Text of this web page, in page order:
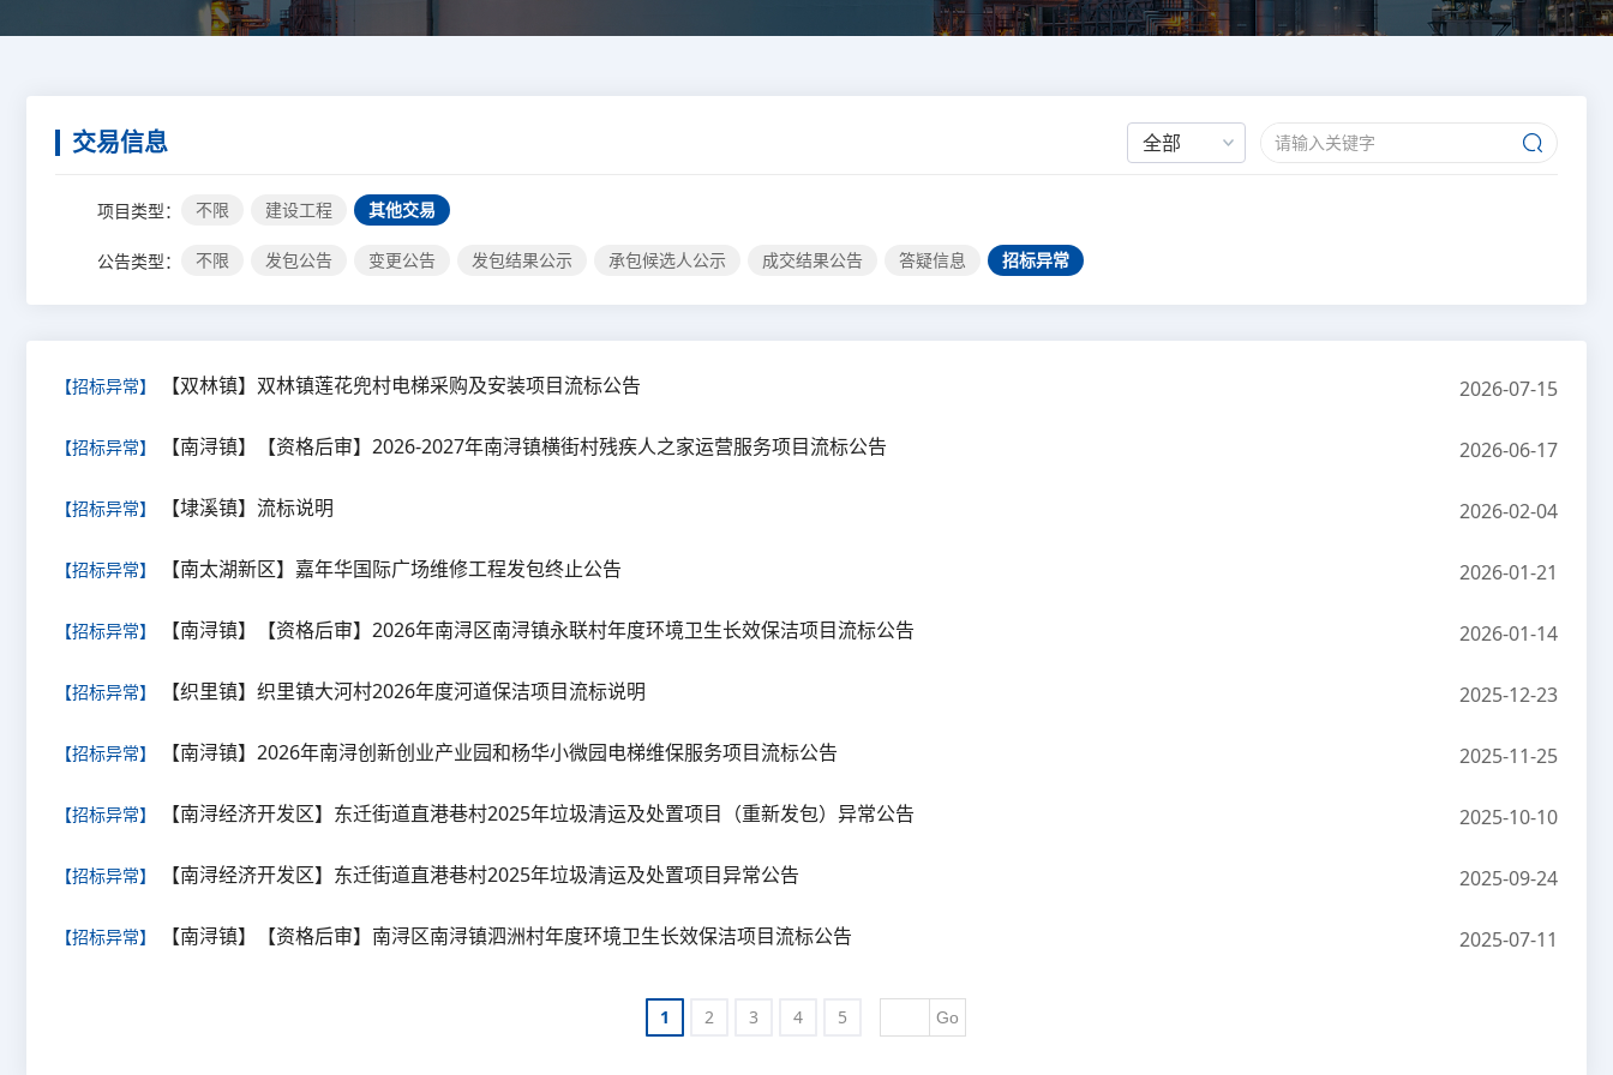
交易信息 全部
项目类型： 不限 建设工程 其他交易
公告类型： 不限 发包公告 变更公告 发包结果公示 承包候选人公示 成交结果公告 答疑信息 招标异常
【招标异常】 【双林镇】双林镇莲花兜村电梯采购及安装项目流标公告 2026-07-15
【招标异常】 【南浔镇】【资格后审】2026-2027年南浔镇横街村残疾人之家运营服务项目流标公告 2026-06-17
【招标异常】 【埭溪镇】流标说明 2026-02-04
【招标异常】 【南太湖新区】嘉年华国际广场维修工程发包终止公告 2026-01-21
【招标异常】 【南浔镇】【资格后审】2026年南浔区南浔镇永联村年度环境卫生长效保洁项目流标公告 2026-01-14
【招标异常】 【织里镇】织里镇大河村2026年度河道保洁项目流标说明 2025-12-23
【招标异常】 【南浔镇】2026年南浔创新创业产业园和杨华小微园电梯维保服务项目流标公告 2025-11-25
【招标异常】 【南浔经济开发区】东迁街道直港巷村2025年垃圾清运及处置项目（重新发包）异常公告 2025-10-10
【招标异常】 【南浔经济开发区】东迁街道直港巷村2025年垃圾清运及处置项目异常公告 2025-09-24
【招标异常】 【南浔镇】【资格后审】南浔区南浔镇泗洲村年度环境卫生长效保洁项目流标公告 2025-07-11
1 2 3 4 5 Go